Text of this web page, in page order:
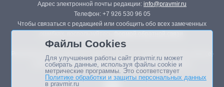
Адрес электронной почты редакции: info@pravmir.ru
Телефон: +7 926 530 96 05
Чтобы связаться с редакцией или сообщить обо всех замеченных
Републикация материалов сайта в печатных изданиях (книгах, прессе)
возможна только с письменного разрешения редакции.
Файлы Cookies
Для улучшения работы сайт pravmir.ru может
собирать данные, используя файлы cookie и
метрические программы. Это соответствует
Политике обработки и защиты персональных данных
в pravmir.ru